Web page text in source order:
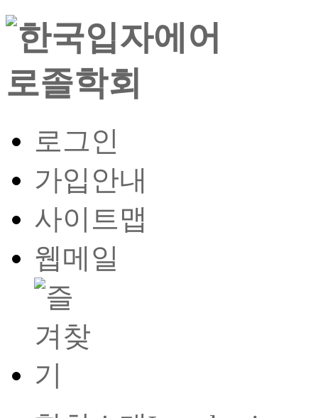
로그인
가입안내
사이트맵
웹메일